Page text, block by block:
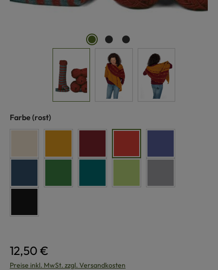
Farbe auswählen
(rost)
12,50 €
Preise inkl. MwSt. zzgl. Versandkosten